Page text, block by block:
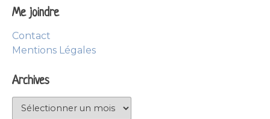
Me joindre
Contact
Mentions Légales
Archives
Archives